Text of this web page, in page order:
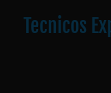
Tecnicos